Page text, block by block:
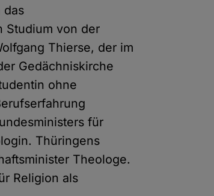
das
Studium von der
Thierse, der im
Gedächniskirche
ohne
für
Thüringens
Theologe.
Religion als